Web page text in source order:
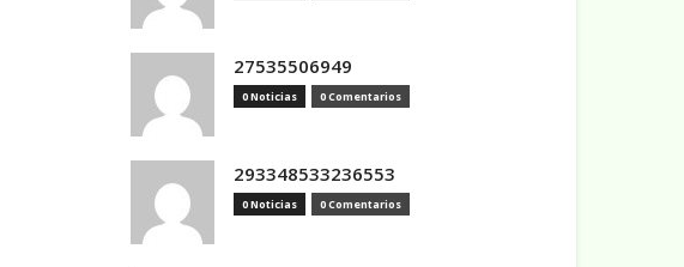
27535506949
0 Noticias 0 Comentarios
293348533236553
0 Noticias 0 Comentarios